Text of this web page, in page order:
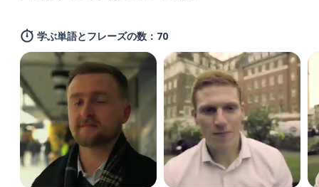
学ぶ単語とフレーズの数：70